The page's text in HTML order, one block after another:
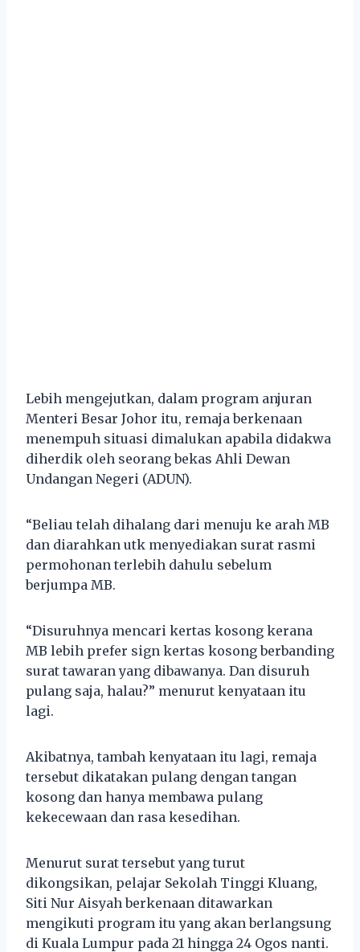
Lebih mengejutkan, dalam program anjuran
Menteri Besar Johor itu, remaja berkenaan
menempuh situasi dimalukan apabila didakwa
diherdik oleh seorang bekas Ahli Dewan
Undangan Negeri (ADUN).
“Beliau telah dihalang dari menuju ke arah MB
dan diarahkan utk menyediakan surat rasmi
permohonan terlebih dahulu sebelum
berjumpa MB.
“Disuruhnya mencari kertas kosong kerana
MB lebih prefer sign kertas kosong berbanding
surat tawaran yang dibawanya. Dan disuruh
pulang saja, halau?” menurut kenyataan itu
lagi.
Akibatnya, tambah kenyataan itu lagi, remaja
tersebut dikatakan pulang dengan tangan
kosong dan hanya membawa pulang
kekecewaan dan rasa kesedihan.
Menurut surat tersebut yang turut
dikongsikan, pelajar Sekolah Tinggi Kluang,
Siti Nur Aisyah berkenaan ditawarkan
mengikuti program itu yang akan berlangsung
di Kuala Lumpur pada 21 hingga 24 Ogos nanti.